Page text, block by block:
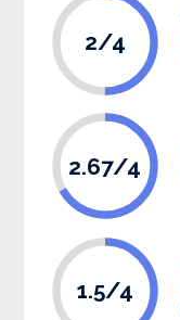
2/4
2.67/4
1.5/4